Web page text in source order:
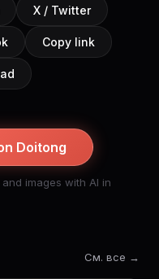
X / Twitter
Copy link
Doitong
images with AI in
См. все →